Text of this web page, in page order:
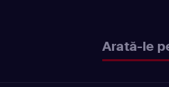
Arată-le